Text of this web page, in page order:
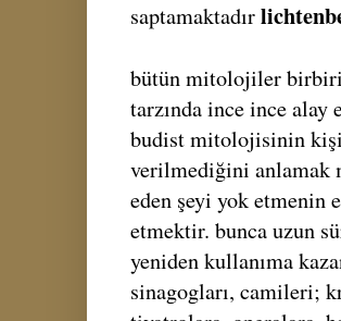
saptamaktadır
bütün mitolojiler
tarzında ince ince
budist mitolojisinin
verilmediğini anlamak
eden şeyi yok etmenin
etmektir. bunca uzun
yeniden kullanıma
sinagogları, camileri;